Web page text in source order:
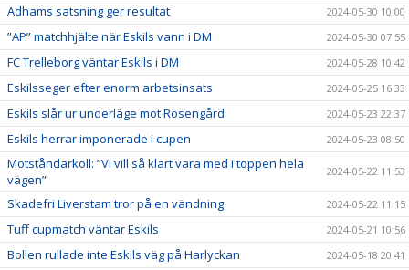
Adhams satsning ger resultat 2024-05-30 10:00
”AP” matchhjälte när Eskils vann i DM 2024-05-30 07:55
FC Trelleborg väntar Eskils i DM 2024-05-28 10:42
Eskilsseger efter enorm arbetsinsats 2024-05-25 16:33
Eskils slår ur underläge mot Rosengård 2024-05-23 22:37
Eskils herrar imponerade i cupen 2024-05-23 08:50
Motståndarkoll: ”Vi vill så klart vara med i toppen hela
vägen”
2024-05-22 11:53
Skadefri Liverstam tror på en vändning 2024-05-22 11:15
Tuff cupmatch väntar Eskils 2024-05-21 10:56
Bollen rullade inte Eskils väg på Harlyckan 2024-05-18 20:41